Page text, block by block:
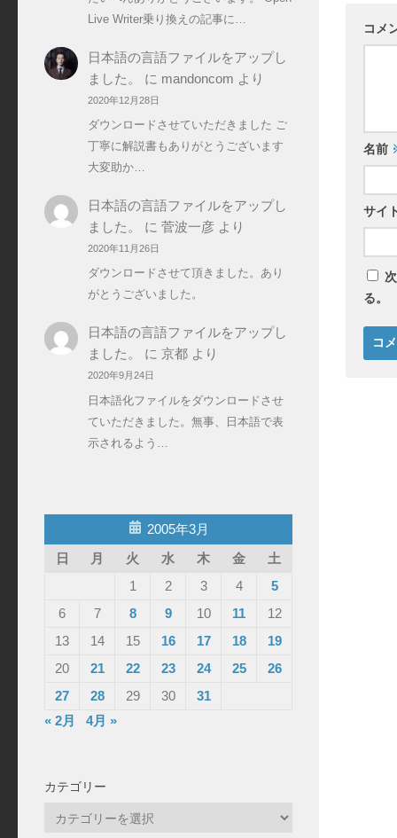
コメ
名前
サイト
る。
Live Writer乗り換えの記事に…
日本語の言語ファイルをアップし
ました。
に mandoncom より
2020年12月28日
ダウンロードさせていただきました ご
丁寧に解説書もありがとうございます
大変助か…
日本語の言語ファイルをアップし
ました。
に 菅波一彦より
2020年11月26日
ダウンロードさせて頂きました。あり
がとうございました。
日本語の言語ファイルをアップし
ました。
に 京都より
2020年9月24日
日本語化ファイルをダウンロードさせ
ていただきました。無事、日本語で表
示されるよう…
2005年3月
日
月 火 水 木 金
土
1
2 3 4
5
6
7 8 9 10 11
12
13
14 15 16 17 18
19
20
21 22 23 24 25
26
27
28 29 30
31
« 2月
4月 »
カテゴリー